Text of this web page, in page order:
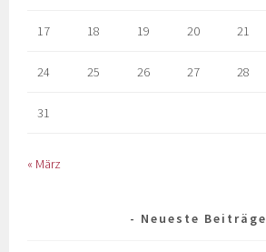
17 18 19 20 21
24 25 26 27 28
31
« März
Neueste Beiträge